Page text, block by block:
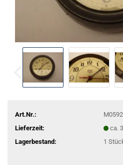
Art.Nr.:
Lieferzeit:
ca.
Lagerbestand: 1